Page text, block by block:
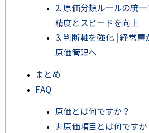
2. 原価分類ルールの統
精度とスピードを向上
3. 判断軸を強化 | 経営層
原価管理へ
まとめ
FAQ
原価とは何ですか？
非原価項目とは何ですか